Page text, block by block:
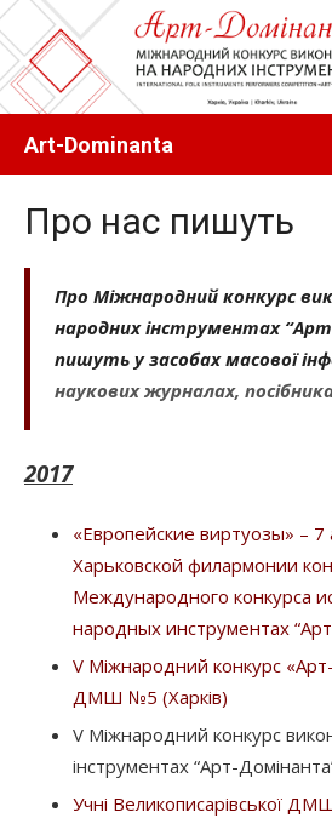
Перейти
до
вмісту
Art-Dominanta
Про нас пишуть
Про Міжнародний конкурс
народних інструментах
пишуть у засобах масової
наукових журналах,
2017
«Европейские виртуозы» – 7
Харьковской филармонии
Международного конкурса
народных инструментах
V Міжнародний конкурс
ДМШ №5 (Харків)
V Міжнародний конкурс
інструментах “Арт-
Учні Великописарівської